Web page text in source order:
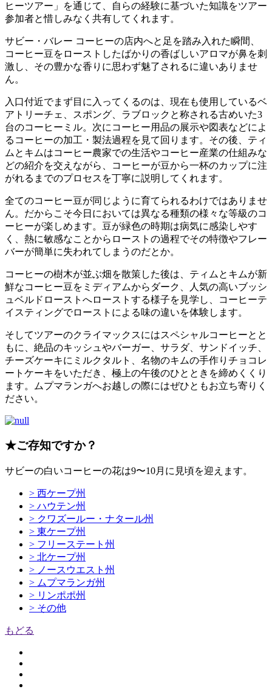
ヒーツアー」を通じて、自らの経験に基づいた知識をツアー
参加者と惜しみなく共有してくれます。
サビー・バレー コーヒーの店内へと足を踏み入れた瞬間、
コーヒー豆をローストしたばかりの香ばしいアロマが鼻を刺
激し、その豊かな香りに思わず魅了されるに違いありませ
ん。
入口付近でまず目に入ってくるのは、現在も使用しているベ
アトリーチェ、スポング、ラブロックと称される古めいた3
台のコーヒーミル。次にコーヒー用品の展示や図表などによ
るコーヒーの加工・製法過程を見て回ります。その後、ティ
ムとキムはコーヒー農家での生活やコーヒー産業の仕組みな
どの紹介を交えながら、コーヒーが豆から一杯のカップに注
がれるまでのプロセスを丁寧に説明してくれます。
全てのコーヒー豆が同じように育てられるわけではありませ
ん。だからこそ今日においては異なる種類の様々な等級のコ
ーヒーが楽しめます。豆が緑色の時期は病気に感染しやす
く、熱に敏感なことからローストの過程でその特徴やフレー
バーが簡単に失われてしまうのだとか。
コーヒーの樹木が並ぶ畑を散策した後は、ティムとキムが新
鮮なコーヒー豆をミディアムからダーク、人気の高いブッシ
ュベルドローストへローストする様子を見学し、コーヒーテ
イスティングでローストによる味の違いを体験します。
そしてツアーのクライマックスにはスペシャルコーヒーとと
もに、絶品のキッシュやバーガー、サラダ、サンドイッチ、
チーズケーキにミルクタルト、名物のキムの手作りチョコレ
ートケーキをいただき、極上の午後のひとときを締めくくり
ます。ムプマランガへお越しの際にはぜひともお立ち寄りく
ださい。
★ご存知ですか？
サビーの白いコーヒーの花は9〜10月に見頃を迎えます。
> 西ケープ州
> ハウテン州
> クワズールー・ナタール州
> 東ケープ州
> フリーステート州
> 北ケープ州
> ノースウエスト州
> ムプマランガ州
> リンポポ州
> その他
もどる